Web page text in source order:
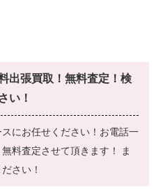
出張買取！無料査定！検
い！
にお任せください！お電話一
料査定させて頂きます！ ま
さい！